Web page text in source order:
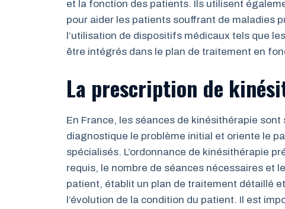
et la fonction des patients. Ils utilisent
pour aider les patients souffrant de maladies
l’utilisation de dispositifs médicaux tels que
être intégrés dans le plan de traitement en
La prescription de
En France, les séances de kinésithérapie
diagnostique le problème initial et oriente le
spécialisés. L’ordonnance de kinésithérapie
requis, le nombre de séances nécessaires et
patient, établit un plan de traitement détaillé
l’évolution de la condition du patient. Il est